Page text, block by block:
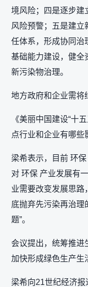
境风险；四是逐步建
风险预警；五是建立
任体系，形成协同治
基础能力建设，健全
新污染物治理。
地方政府和企业需将
《美丽中国建设“十
点行业和企业有哪
梁希表示，目前 环
对 环保 产业发展有
业需要改变发展思路
底抛弃先污染再治理
题”。
会议提出，统筹推进
加快形成绿色生产生
梁希向21世纪经济